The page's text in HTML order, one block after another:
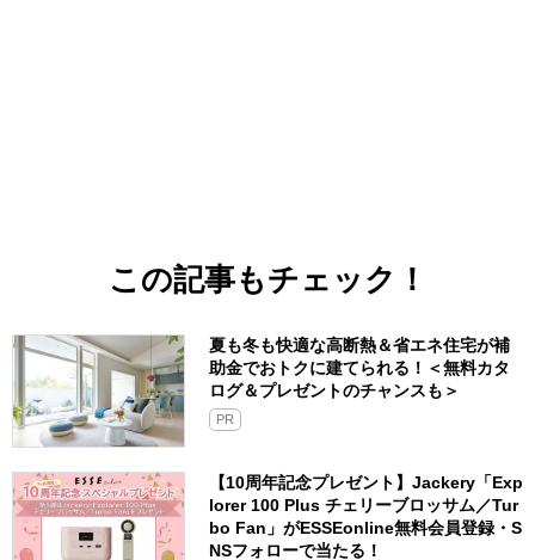
この記事もチェック！
夏も冬も快適な高断熱＆省エネ住宅が補
助金でおトクに建てられる！＜無料カタ
ログ＆プレゼントのチャンスも＞
PR
【10周年記念プレゼント】Jackery「Exp
lorer 100 Plus チェリーブロッサム／Tur
bo Fan」がESSEonline無料会員登録・S
NSフォローで当たる！